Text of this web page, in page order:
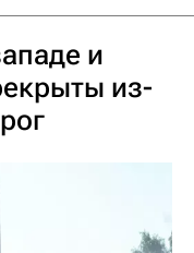
и
из-